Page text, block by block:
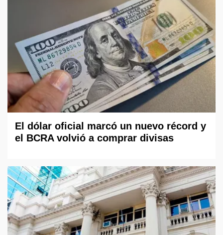
El dólar oficial marcó un nuevo récord y
el BCRA volvió a comprar divisas